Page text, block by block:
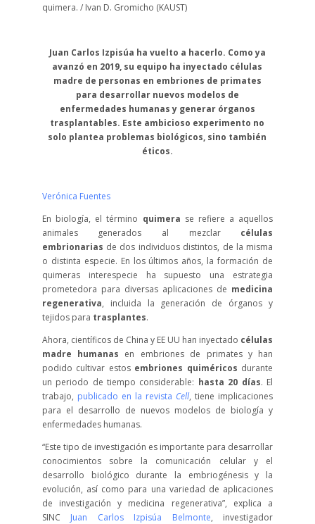
quimera. / Ivan D. Gromicho (KAUST)
Juan Carlos Izpisúa ha vuelto a hacerlo. Como ya
avanzó en 2019, su equipo ha inyectado células
madre de personas en embriones de primates
para desarrollar nuevos modelos de
enfermedades humanas y generar órganos
trasplantables. Este ambicioso experimento no
solo plantea problemas biológicos, sino también
éticos.
Verónica Fuentes
En biología, el término quimera se refiere a aquellos
animales generados al mezclar células
embrionarias de dos individuos distintos, de la misma
o distinta especie. En los últimos años, la formación de
quimeras interespecie ha supuesto una estrategia
prometedora para diversas aplicaciones de medicina
regenerativa, incluida la generación de órganos y
tejidos para trasplantes.
Ahora, científicos de China y EE UU han inyectado células
madre humanas en embriones de primates y han
podido cultivar estos embriones quiméricos durante
un periodo de tiempo considerable: hasta 20 días. El
trabajo, publicado en la revista Cell, tiene implicaciones
para el desarrollo de nuevos modelos de biología y
enfermedades humanas.
“Este tipo de investigación es importante para desarrollar
conocimientos sobre la comunicación celular y el
desarrollo biológico durante la embriogénesis y la
evolución, así como para una variedad de aplicaciones
de investigación y medicina regenerativa”, explica a
SINC Juan Carlos Izpisúa Belmonte, investigador